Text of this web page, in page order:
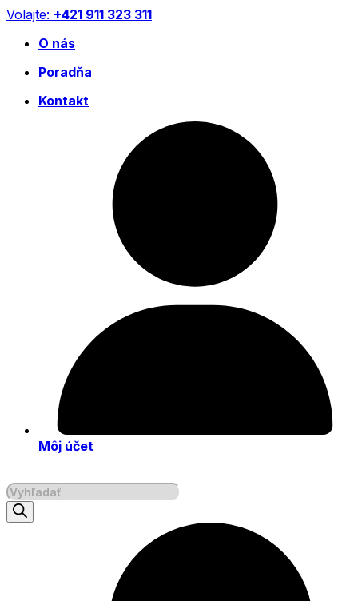
Preskočiť
obsah
Volajte: +421 911 323 311
O nás
Poradňa
Kontakt
Môj účet
Products
search